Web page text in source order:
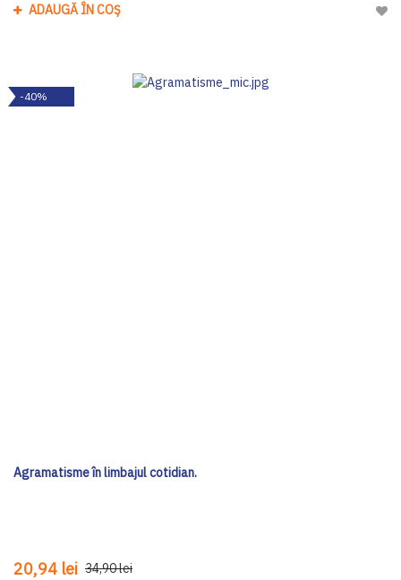
ADAUGĂ ÎN COȘ
-40%
Agramatisme în limbajul cotidian.
20,94 lei 34,90 lei